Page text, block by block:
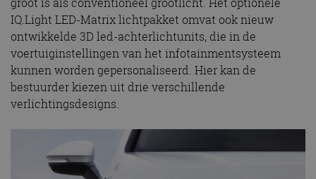
IQ.Light LED-Matrix lichtpakket omvat ook nieuw
ontwikkelde 3D led-achterlichtunits, die in de
voertuiginstellingen van het infotainmentsysteem
kunnen worden gepersonaliseerd. Hier kan de
bestuurder kiezen uit drie verschillende
verlichtingsdesigns.